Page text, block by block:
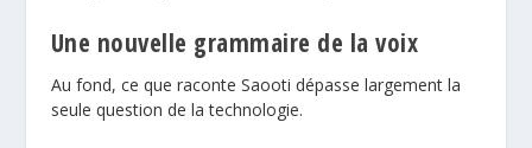
Une nouvelle grammaire de la voix
Au fond, ce que raconte Saooti dépasse largement la
seule question de la technologie.